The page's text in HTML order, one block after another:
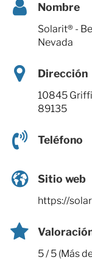
Nombre
Solarit® -
Nevada
Dirección
10845
89135
Teléfono
Sitio web
https://
5 / 5 (Más